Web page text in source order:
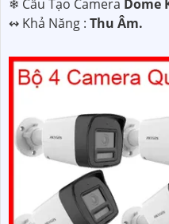
❄ Cấu Tạo Camera Dome
️↭ Khả Năng : Thu Âm.